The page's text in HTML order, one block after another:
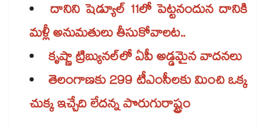
దానిని షెడ్యూల్​ 11లో పెట్టనందున దానికి
మళ్లీ అనుమతులు తీసుకోవాలట..
కృష్ణా ట్రిబ్యునల్​లో ఏపీ అడ్డమైన వాదనలు
తెలంగాణకు 299 టీఎంసీలకు మించి ఒక్క
చుక్క ఇచ్చేది లేదన్న పొరుగురాష్ట్రం